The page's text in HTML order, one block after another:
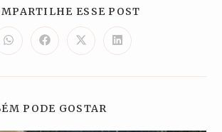
ESSE POST
Abre
em
nova
Abre
em
nova
Abre
em
nova
Abre
em
nova
PODE GOSTAR